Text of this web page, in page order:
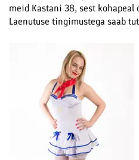
meid Kastani 38, sest kohapeal
Laenutuse tingimustega saab